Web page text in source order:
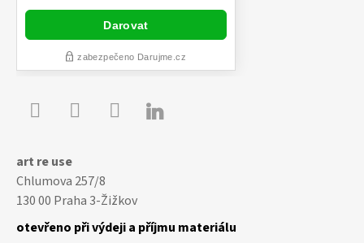

art re use
Chlumova 257/8
130 00 Praha 3-Žižkov
otevřeno při výdeji a příjmu materiálu